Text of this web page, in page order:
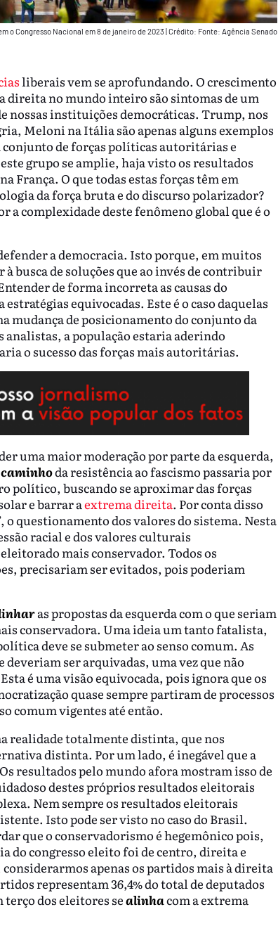
o Congresso Nacional em 8 de janeiro de 2023 |Crédito: Fonte: Agência Senado
liberais vem se aprofundando. O crescimento
direita no mundo inteiro são sintomas de um
nossas instituições democráticas. Trump, nos
Meloni na Itália são apenas alguns exemplos
conjunto de forças políticas autoritárias e
grupo se amplie, haja visto os resultados
França. O que todas estas forças têm em
da força bruta e do discurso polarizador?
a complexidade deste fenômeno global que é o
a democracia. Isto porque, em muitos
busca de soluções que ao invés de contribuir
de forma incorreta as causas do
equivocadas. Este é o caso daquelas
mudança de posicionamento do conjunto da
analistas, a população estaria aderindo
o sucesso das forças mais autoritárias.
uma maior moderação por parte da esquerda,
caminhoda resistência ao fascismo passaria por
político, buscando se aproximar das forças
e barrar aextrema direita. Por conta disso
questionamento dos valores do sistema. Nesta
racial e dos valores culturais
mais conservador. Todos os
precisariam ser evitados, pois poderiam
as propostas da esquerda com o que seriam
conservadora. Uma ideia um tanto fatalista,
deve se submeter ao senso comum. As
ser arquivadas, uma vez que não
é uma visão equivocada, pois ignora que os
quase sempre partiram de processos
comum vigentes até então.
realidade totalmente distinta, que nos
distinta. Por um lado, é inegável que a
resultados pelo mundo afora mostram isso de
destes próprios resultados eleitorais
Nem sempre os resultados eleitorais
Isto pode ser visto no caso do Brasil.
que o conservadorismo é hegemônico pois,
do congresso eleito foi de centro, direita e
apenas os partidos mais à direita
representam 36,4% do total de deputados
dos eleitores sealinhacom a extrema